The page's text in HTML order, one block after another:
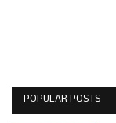
POPULAR POSTS